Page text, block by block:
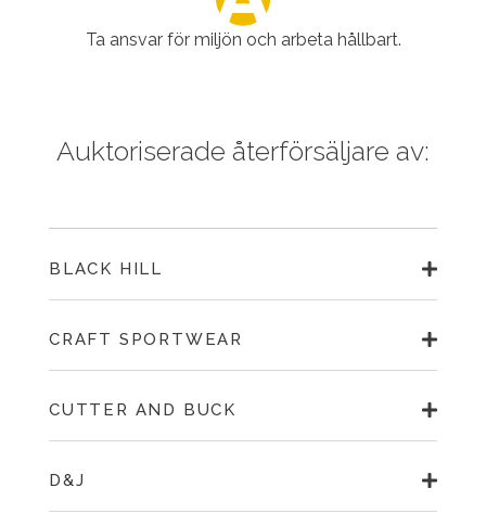
Ta ansvar för miljön och arbeta hållbart.
Auktoriserade återförsäljare av:
BLACK HILL
CRAFT SPORTWEAR
CUTTER AND BUCK
D&J